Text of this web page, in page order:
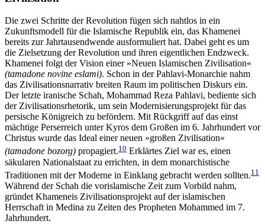
Die zwei Schritte der Revolution fügen sich nahtlos in ein
Zukunftsmodell für die Islamische Republik ein, das Khamenei
bereits zur Jahrtausendwende aus­formuliert hat. Dabei geht es um
die Zielsetzung der Revolution und ihren eigentlichen Endzweck.
Kha­menei folgt der Vision einer »Neuen Islamischen Zivilisation«
(tamadone novine eslami). Schon in der Pahlavi-Monarchie nahm
das Zivilisationsnarrativ breiten Raum im politischen Diskurs ein.
Der letzte iranische Schah, Mohammad Reza Pahlavi, bediente sich
der Zivilisationsrhetorik, um sein Modernisierungsprojekt für das
persische Königreich zu beför­dern. Mit Rückgriff auf das einst
mächtige Perserreich unter Kyros dem Großen im 6. Jahrhundert vor
Christus wurde das Ideal einer neuen »großen Zivili­sation«
(tamadone bozorg) propagiert.10 Erklärtes Ziel war es, einen
säkularen Nationalstaat zu errichten, in dem monarchistische
Traditionen mit der Moderne in Einklang gebracht werden sollten.11
Während der Schah die vorislamische Zeit zum Vorbild nahm,
gründet Khameneis Zivilisationsprojekt auf der isla­mischen
Herrschaft in Medina zu Zeiten des Propheten Mohammed im 7.
Jahrhundert.